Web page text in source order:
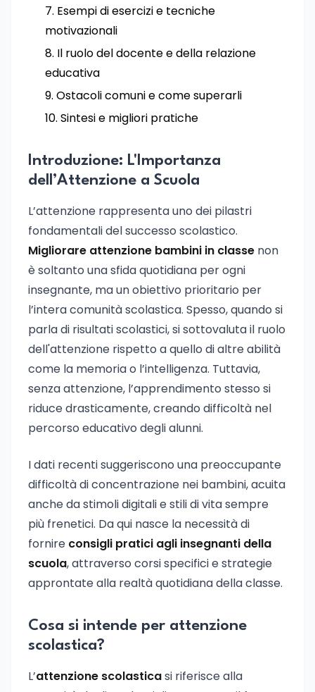
Esempi di esercizi e tecniche
motivazionali
Il ruolo del docente e della relazione
educativa
Ostacoli comuni e come superarli
Sintesi e migliori pratiche
Introduzione: L'Importanza
dell’Attenzione a Scuola
L’attenzione rappresenta uno dei pilastri
fondamentali del successo scolastico.
Migliorare attenzione bambini in classe non
è soltanto una sfida quotidiana per ogni
insegnante, ma un obiettivo prioritario per
l’intera comunità scolastica. Spesso, quando si
parla di risultati scolastici, si sottovaluta il ruolo
dell'attenzione rispetto a quello di altre abilità
come la memoria o l’intelligenza. Tuttavia,
senza attenzione, l’apprendimento stesso si
riduce drasticamente, creando difficoltà nel
percorso educativo degli alunni.
I dati recenti suggeriscono una preoccupante
difficoltà di concentrazione nei bambini, acuita
anche da stimoli digitali e stili di vita sempre
più frenetici. Da qui nasce la necessità di
fornire consigli pratici agli insegnanti della
scuola, attraverso corsi specifici e strategie
approntate alla realtà quotidiana della classe.
Cosa si intende per attenzione
scolastica?
L’attenzione scolasticasi riferisce alla